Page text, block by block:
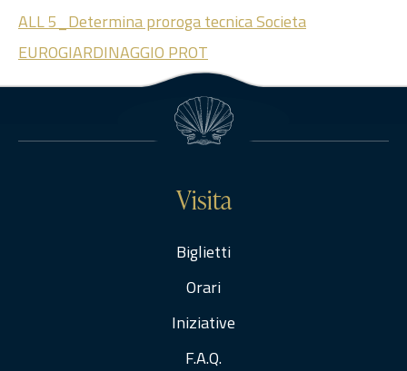
ALL 5_Determina proroga tecnica Societa
EUROGIARDINAGGIO PROT
Visita
Biglietti
Orari
Iniziative
F.A.Q.